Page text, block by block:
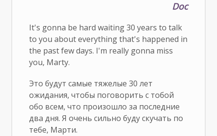
Doc
It's gonna be hard waiting 30 years to talk
to you about everything that's happened in
the past few days. I'm really gonna miss
you, Marty.
Это будут самые тяжелые 30 лет
ожидания, чтобы поговорить с тобой
обо всем, что произошло за последние
два дня. Я очень сильно буду скучать по
тебе, Марти.